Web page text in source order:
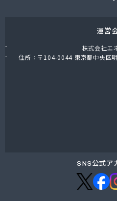
大和マルヰガス株式会社
大和酸素株式会社 岡山営
大和総業株式会社 LPガ
田中実業株式会社 岡山営
田中実業株式会社 津山営
運営
株式会社エ
住所：〒104-0044 東京都中央区
SNS公式ア